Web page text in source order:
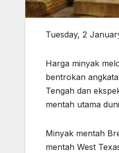
Tuesday, 2
Harga minyak
bentrokan
Tengah dan
mentah utama
Minyak mentah
mentah West